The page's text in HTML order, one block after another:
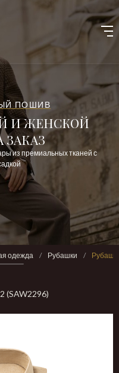
ПОШИВ
И ЖЕНСКОЙ
из премиальных тканей с
одежда / Рубашки /
(SAW2296)